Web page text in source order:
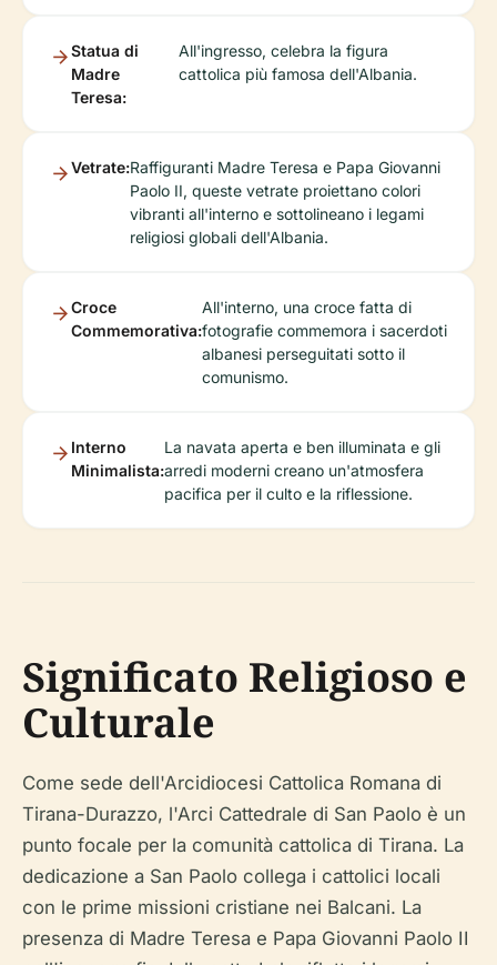
Statua di
Madre
Teresa:
All'ingresso, celebra la figura
cattolica più famosa dell'Albania.
Vetrate:Raffiguranti Madre Teresa e Papa Giovanni
Paolo II, queste vetrate proiettano colori
vibranti all'interno e sottolineano i legami
religiosi globali dell'Albania.
Croce
Commemorativa:
All'interno, una croce fatta di
fotografie commemora i sacerdoti
albanesi perseguitati sotto il
comunismo.
Interno
Minimalista:
La navata aperta e ben illuminata e gli
arredi moderni creano un'atmosfera
pacifica per il culto e la riflessione.
Significato Religioso e
Culturale
Come sede dell'Arcidiocesi Cattolica Romana di
Tirana-Durazzo, l'Arci Cattedrale di San Paolo è un
punto focale per la comunità cattolica di Tirana. La
dedicazione a San Paolo collega i cattolici locali
con le prime missioni cristiane nei Balcani. La
presenza di Madre Teresa e Papa Giovanni Paolo II